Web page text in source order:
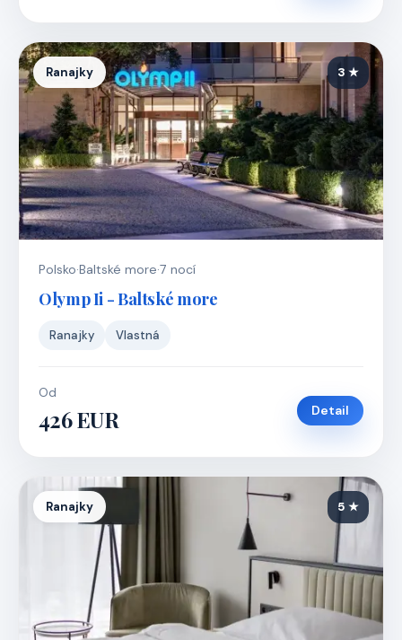
Ranajky 3 ★
Polsko·Baltské more·7 nocí
Olymp Ii - Baltské more
Ranajky Vlastná
Od
426 EUR Detail
Ranajky 5 ★